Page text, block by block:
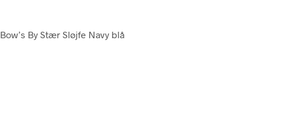
. Bow’s By Stær Sløjfe Navy blå